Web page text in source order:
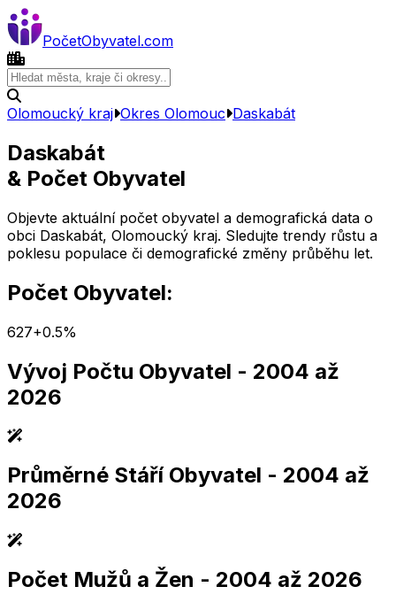
PočetObyvatel.com
Olomoucký kraj Okres Olomouc Daskabát
Daskabát
& Počet Obyvatel
Objevte aktuální počet obyvatel a demografická data o
obci Daskabát, Olomoucký kraj. Sledujte trendy růstu a
poklesu populace či demografické změny průběhu let.
Počet Obyvatel:
627+0.5%
Vývoj Počtu Obyvatel - 2004 až
2026
2,005 2,010 2,015 2,020 2,025
2,005 2,010 2,015 2,020 2,025
Průměrné Stáří Obyvatel - 2004 až
2026
2,005 2,010 2,015 2,020 2,025
2,005 2,010 2,015 2,020 2,025
Počet Mužů a Žen - 2004 až 2026